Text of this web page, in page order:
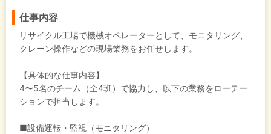
仕事内容
リサイクル工場で機械オペレーターとして、モニタリング、
クレーン操作などの現場業務をお任せします。
【具体的な仕事内容】
4〜5名のチーム（全4班）で協力し、以下の業務をローテー
ションで担当します。
■設備運転・監視（モニタリング）